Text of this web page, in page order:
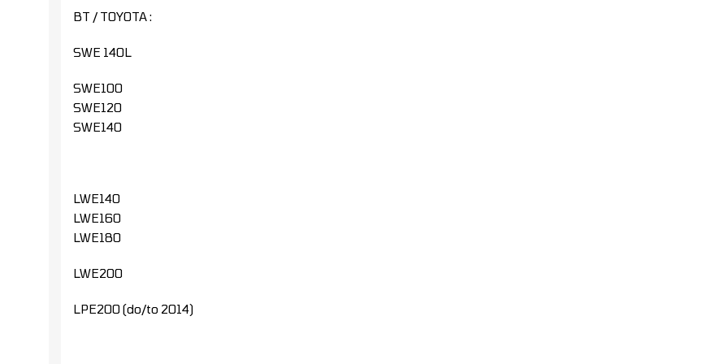
BT / TOYOTA :
SWE 140L
SWE100
SWE120
SWE140
LWE140
LWE160
LWE180
LWE200
LPE200 (do/to 2014)